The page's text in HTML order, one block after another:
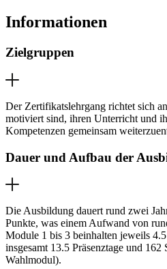
Informationen
Zielgruppen
Der Zertifikatslehrgang richtet sich
motiviert sind, ihren Unterricht und
Kompetenzen gemeinsam
Dauer und Aufbau der
Die Ausbildung dauert rund zwei
Punkte, was einem Aufwand von
Module 1 bis 3 beinhalten jeweils
insgesamt 13.5 Präsenztage und
Wahlmodul).